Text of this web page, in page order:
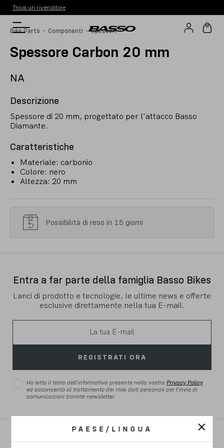
PAESE/LINGUA
Trova un rivenditore
Bike Parts - Componenti - Spessori
Spessore Carbon 20 mm
NA
Descrizione
Spessore di 20 mm, progettato per l'attacco Basso
Diamante.
Caratteristiche
Materiale: carbonio
Colore: nero
Altezza: 20 mm
Possibilità di reso in 15 giorni
Entra a far parte della famiglia Basso Bikes
Lanci di prodotto e tecnologie, le ultime news e offerte
esclusive direttamente nella tua E-mail.
REGISTRATI ORA
Ho letto il testo dell'informativa presente nella vostra Privacy Policy
ed acconsento al trattamento dei miei dati personali per l'invio di
comunicazioni tramite newsletter.
STRADA